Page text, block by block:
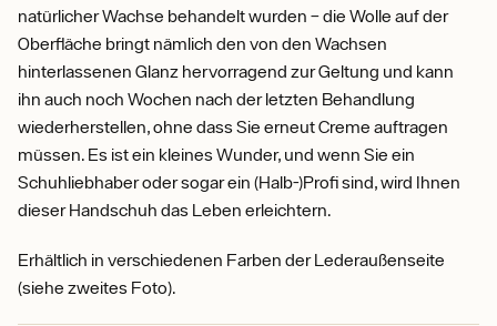
natürlicher Wachse behandelt wurden – die Wolle auf der
Oberfläche bringt nämlich den von den Wachsen
hinterlassenen Glanz hervorragend zur Geltung und kann
ihn auch noch Wochen nach der letzten Behandlung
wiederherstellen, ohne dass Sie erneut Creme auftragen
müssen. Es ist ein kleines Wunder, und wenn Sie ein
Schuhliebhaber oder sogar ein (Halb-)Profi sind, wird Ihnen
dieser Handschuh das Leben erleichtern.
Erhältlich in verschiedenen Farben der Lederaußenseite
(siehe zweites Foto).